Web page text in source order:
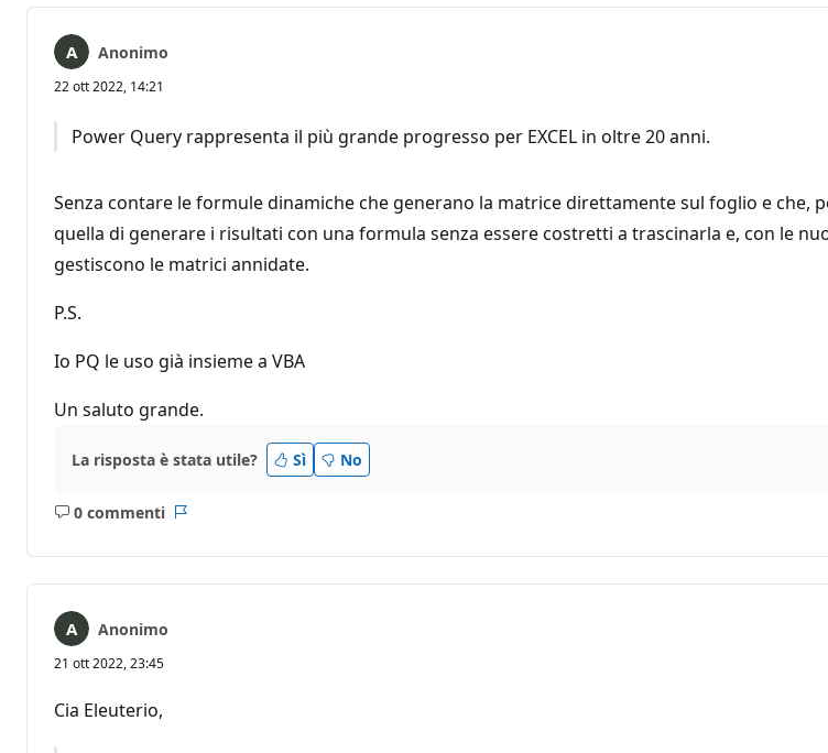
Anonimo
22 ott 2022, 14:21
Power Query rappresenta il più grande progresso per EXCEL in oltre 20 anni.
Senza contare le formule dinamiche che generano la matrice direttamente sul foglio e
quella di generare i risultati con una formula senza essere costretti a trascinarla e, con le
gestiscono le matrici annidate.
P.S.
Io PQ le uso già insieme a VBA
Un saluto grande.
La risposta è stata utile? Sì No
0 commenti
Nessun
Anonimo
21 ott 2022, 23:45
Cia Eleuterio,